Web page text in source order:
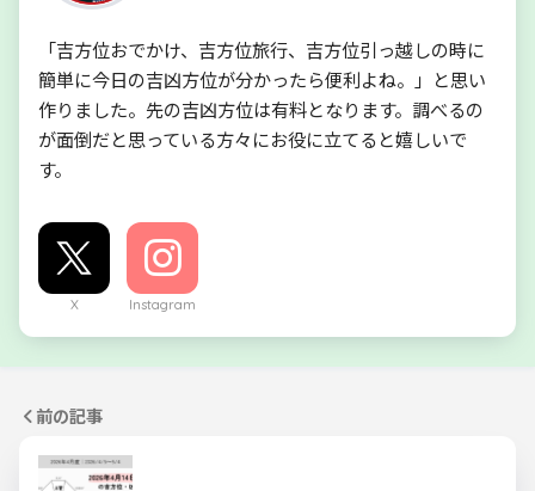
「吉方位おでかけ、吉方位旅行、吉方位引っ越しの時に
簡単に今日の吉凶方位が分かったら便利よね。」と思い
作りました。先の吉凶方位は有料となります。調べるの
が面倒だと思っている方々にお役に立てると嬉しいで
す。
X Instagram
前の記事